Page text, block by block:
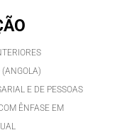
(ANGOLA)
E DE PESSOAS
ÊNFASE EM